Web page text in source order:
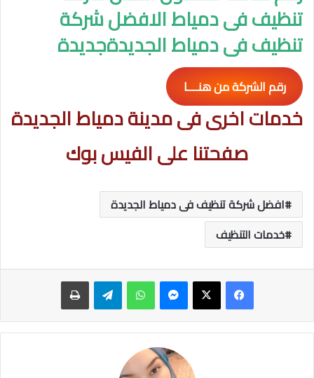
تنظيف فى دمياط الافضل شركة
تنظيف فى دمياط الجديدةجديدة
رقم الشركة من هنــــا
خدمات اخرى فى مدينة دمياط الجديدة
صفحتنا على الفيس بوك
افضل شركة تنظيف فى دمياط الجديدة
خدمات التنظيف
ماسنجر واتساب تيلقرام طباعة